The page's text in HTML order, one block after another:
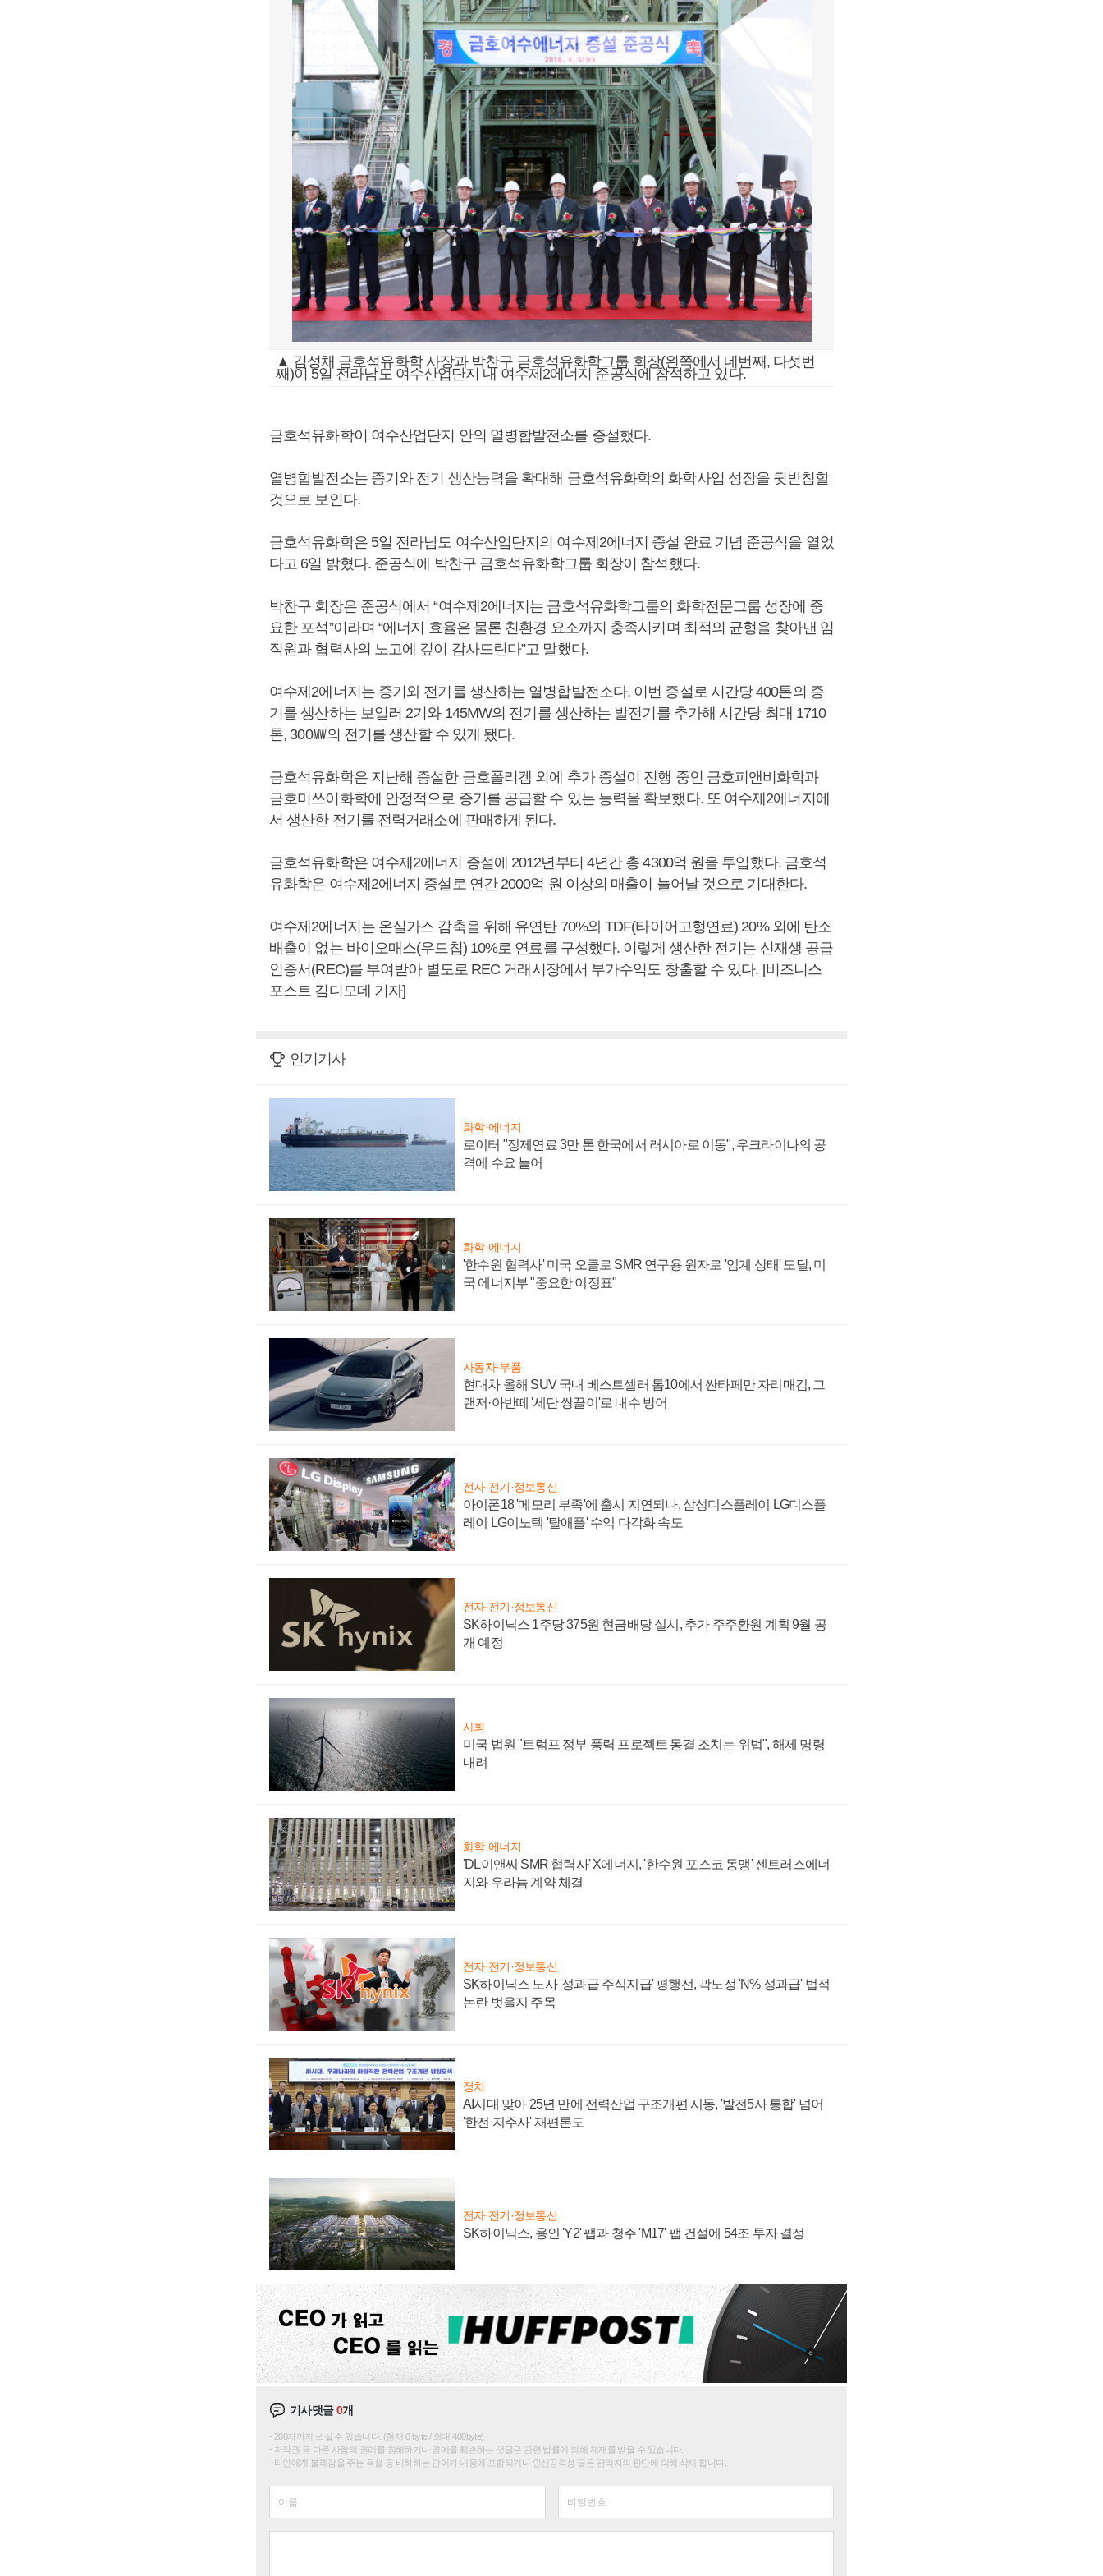
▲ 김성채 금호석유화학 사장과 박찬구 금호석유화학그룹 회장(왼쪽에서 네번째, 다섯번
째)이 5일 전라남도 여수산업단지 내 여수제2에너지 준공식에 참석하고 있다.
금호석유화학이 여수산업단지 안의 열병합발전소를 증설했다.
열병합발전소는 증기와 전기 생산능력을 확대해 금호석유화학의 화학사업 성장을 뒷받침할
것으로 보인다.
금호석유화학은 5일 전라남도 여수산업단지의 여수제2에너지 증설 완료 기념 준공식을 열었
다고 6일 밝혔다. 준공식에 박찬구 금호석유화학그룹 회장이 참석했다.
박찬구 회장은 준공식에서 “여수제2에너지는 금호석유화학그룹의 화학전문그룹 성장에 중
요한 포석”이라며 “에너지 효율은 물론 친환경 요소까지 충족시키며 최적의 균형을 찾아낸 임
직원과 협력사의 노고에 깊이 감사드린다”고 말했다.
여수제2에너지는 증기와 전기를 생산하는 열병합발전소다. 이번 증설로 시간당 400톤의 증
기를 생산하는 보일러 2기와 145MW의 전기를 생산하는 발전기를 추가해 시간당 최대 1710
톤, 300㎿의 전기를 생산할 수 있게 됐다.
금호석유화학은 지난해 증설한 금호폴리켐 외에 추가 증설이 진행 중인 금호피앤비화학과
금호미쓰이화학에 안정적으로 증기를 공급할 수 있는 능력을 확보했다. 또 여수제2에너지에
서 생산한 전기를 전력거래소에 판매하게 된다.
금호석유화학은 여수제2에너지 증설에 2012년부터 4년간 총 4300억 원을 투입했다. 금호석
유화학은 여수제2에너지 증설로 연간 2000억 원 이상의 매출이 늘어날 것으로 기대한다.
여수제2에너지는 온실가스 감축을 위해 유연탄 70%와 TDF(타이어고형연료) 20% 외에 탄소
배출이 없는 바이오매스(우드칩) 10%로 연료를 구성했다. 이렇게 생산한 전기는 신재생 공급
인증서(REC)를 부여받아 별도로 REC 거래시장에서 부가수익도 창출할 수 있다. [비즈니스
포스트 김디모데 기자]
인기기사
화학·에너지
로이터 "정제연료 3만 톤 한국에서 러시아로 이동", 우크라이나의 공
격에 수요 늘어
화학·에너지
'한수원 협력사' 미국 오클로 SMR 연구용 원자로 '임계 상태' 도달, 미
국 에너지부 "중요한 이정표"
자동차·부품
현대차 올해 SUV 국내 베스트셀러 톱10에서 싼타페만 자리매김, 그
랜저·아반떼 '세단 쌍끌이'로 내수 방어
전자·전기·정보통신
아이폰18 '메모리 부족'에 출시 지연되나, 삼성디스플레이 LG디스플
레이 LG이노텍 '탈애플' 수익 다각화 속도
전자·전기·정보통신
SK하이닉스 1주당 375원 현금배당 실시, 추가 주주환원 계획 9월 공
개 예정
사회
미국 법원 "트럼프 정부 풍력 프로젝트 동결 조치는 위법", 해제 명령
내려
화학·에너지
'DL이앤씨 SMR 협력사' X에너지, '한수원 포스코 동맹' 센트러스에너
지와 우라늄 계약 체결
전자·전기·정보통신
SK하이닉스 노사 '성과급 주식지급' 평행선, 곽노정 'N% 성과급' 법적
논란 벗을지 주목
정치
AI시대 맞아 25년 만에 전력산업 구조개편 시동, '발전5사 통합' 넘어
'한전 지주사' 재편론도
전자·전기·정보통신
SK하이닉스, 용인 'Y2' 팹과 청주 'M17' 팹 건설에 54조 투자 결정
기사댓글0개
200자까지 쓰실 수 있습니다. (현재 0 byte / 최대 400byte)
저작권 등 다른 사람의 권리를 침해하거나 명예를 훼손하는 댓글은 관련 법률에 의해 제재를 받을 수 있습니다.
타인에게 불쾌감을 주는 욕설 등 비하하는 단어가 내용에 포함되거나 인신공격성 글은 관리자의 판단에 의해 삭제 합니다.